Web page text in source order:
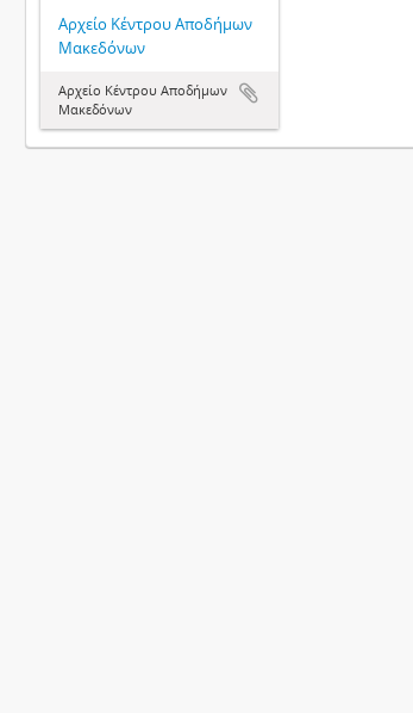
Αρχείο Κέντρου Αποδήμων
Μακεδόνων
Αρχείο Κέντρου Αποδήμων
Μακεδόνων